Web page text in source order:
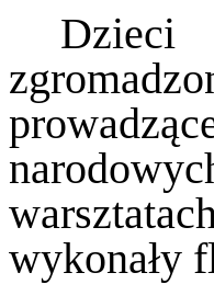
wykonały